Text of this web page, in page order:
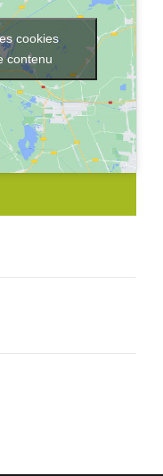
cookies
contenu